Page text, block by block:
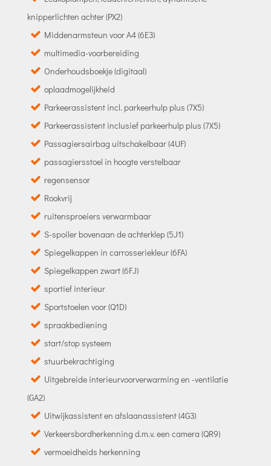
knipperlichten achter (PX2)
Middenarmsteun voor A4 (6E3)
multimedia-voorbereiding
Onderhoudsboekje (digitaal)
oplaadmogelijkheid
Parkeerassistent incl. parkeerhulp plus (7X5)
Parkeerassistent inclusief parkeerhulp plus (7X5)
Passagiersairbag uitschakelbaar (4UF)
passagiersstoel in hoogte verstelbaar
regensensor
Rookvrij
ruitensproeiers verwarmbaar
S-spoiler bovenaan de achterklep (5J1)
Spiegelkappen in carrosseriekleur (6FA)
Spiegelkappen zwart (6FJ)
sportief interieur
Sportstoelen voor (Q1D)
spraakbediening
start/stop systeem
stuurbekrachtiging
Uitgebreide interieurvoorverwarming en -ventilatie
(GA2)
Uitwijkassistent en afslaanassistent (4G3)
Verkeersbordherkenning d.m.v. een camera (QR9)
vermoeidheids herkenning